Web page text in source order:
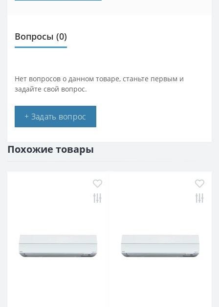
Вопросы (0)
Нет вопросов о данном товаре, станьте первым и
задайте свой вопрос.
+ Задать вопрос
Похожие товары